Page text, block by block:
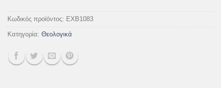
Κωδικός προϊόντος: EXB1083
Κατηγορία: Θεολογικά